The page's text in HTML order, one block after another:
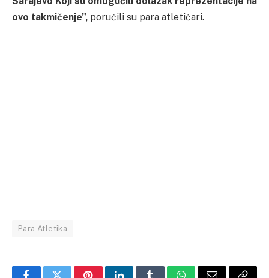
ovo takmičenje”, poručili su para atletičari.
Para Atletika